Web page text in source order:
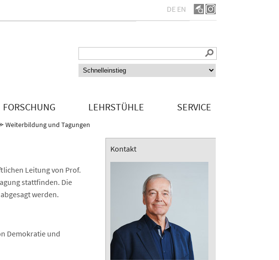
DE EN
FORSCHUNG LEHRSTÜHLE SERVICE
Weiterbildung und Tagungen
Leitung von Prof.
stattfinden. Die
werden.
Demokratie und
Kontakt